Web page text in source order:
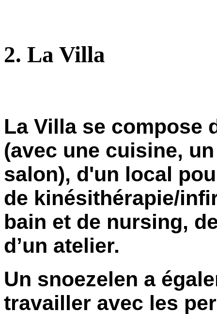
2. La Villa
La Villa se compose
(avec une cuisine,
salon), d'un local
de kinésithérapie/
bain et de nursing,
d’un atelier.
Un snoezelen a
travailler avec les